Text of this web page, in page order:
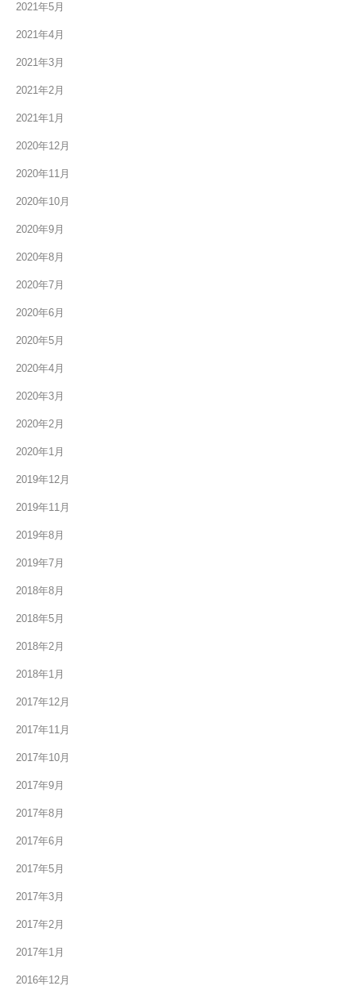
2021年5月
2021年4月
2021年3月
2021年2月
2021年1月
2020年12月
2020年11月
2020年10月
2020年9月
2020年8月
2020年7月
2020年6月
2020年5月
2020年4月
2020年3月
2020年2月
2020年1月
2019年12月
2019年11月
2019年8月
2019年7月
2018年8月
2018年5月
2018年2月
2018年1月
2017年12月
2017年11月
2017年10月
2017年9月
2017年8月
2017年6月
2017年5月
2017年3月
2017年2月
2017年1月
2016年12月